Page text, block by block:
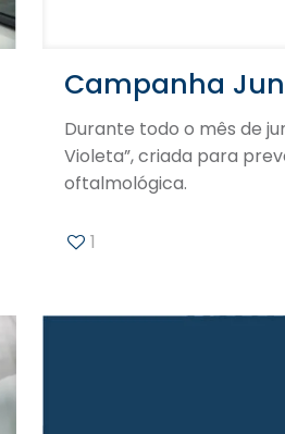
Campanha
Durante todo o mês de
Violeta”, criada para
oftalmológica.
1